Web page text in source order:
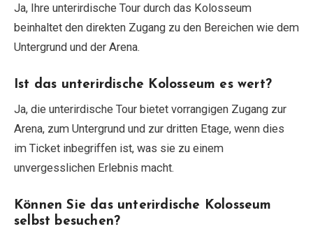
Ja, Ihre unterirdische Tour durch das Kolosseum
beinhaltet den direkten Zugang zu den Bereichen wie dem
Untergrund und der Arena.
Ist das unterirdische Kolosseum es wert?
Ja, die unterirdische Tour bietet vorrangigen Zugang zur
Arena, zum Untergrund und zur dritten Etage, wenn dies
im Ticket inbegriffen ist, was sie zu einem
unvergesslichen Erlebnis macht.
Können Sie das unterirdische Kolosseum
selbst besuchen?